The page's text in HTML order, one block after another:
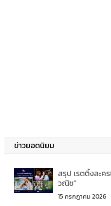
ข่าวยอดนิยม
สรุป เรตติ้งละค
วณิช”
15 กรกฎาคม 2026